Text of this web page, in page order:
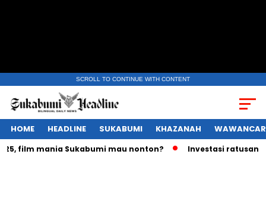
SCROLL TO CONTINUE WITH CONTENT
HOME HEADLINE SUKABUMI KHAZANAH
mania Sukabumi mau nonton? Investasi ratusan triliun